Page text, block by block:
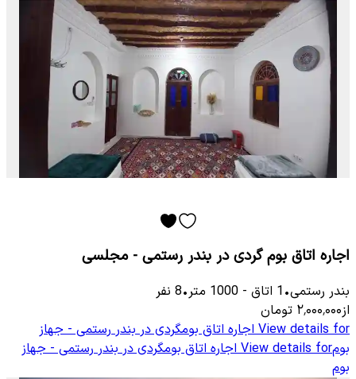
اجاره اتاق بوم گردی در بندر رستمی - مجلسی
بندر رستمی•
1 اتاق -
1000 متر•
8 نفر
از۲٬۰۰۰٬۰۰۰ تومان
View details for اجاره اتاق بومگردی در بندر رستمی - جهاز
بومView details for اجاره اتاق بومگردی در بندر رستمی - جهاز
بوم